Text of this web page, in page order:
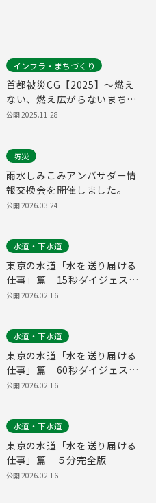
インフラ・まちづくり
首都被災CG【2025】～燃え
ない、燃え広がらないまちへ
～
公開2025.11.28
防災
雨水しみこみアンバサダー情
報交換会を開催しました。
公開2026.03.24
水道・下水道
東京の水道「水を送り届ける
仕事」篇 15秒ダイジェスト
版
公開2026.02.16
水道・下水道
東京の水道「水を送り届ける
仕事」篇 60秒ダイジェスト
版
公開2026.02.16
水道・下水道
東京の水道「水を送り届ける
仕事」篇 ５分完全版
公開2026.02.16